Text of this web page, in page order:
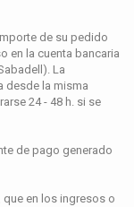
de su pedido
en la cuenta bancaria
La
desde la misma
24 - 48 h. si se
de pago generado
en los ingresos o